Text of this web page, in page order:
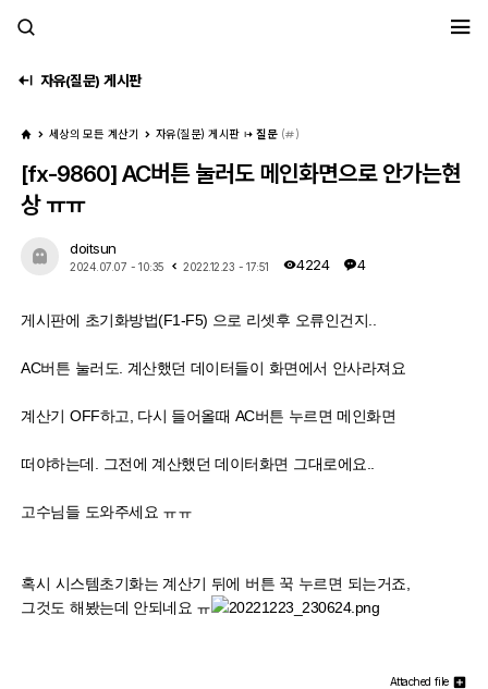
자유(질문) 게시판
세상의 모든 계산기 자유(질문) 게시판 질문 ( )
[fx-9860] AC버튼 눌러도 메인화면으로 안가는현
상 ㅠㅠ
doitsun
2024.07.07 - 10:35 2022.12.23 - 17:51 4224 4
게시판에 초기화방법(F1-F5) 으로 리셋후 오류인건지..
AC버튼 눌러도. 계산했던 데이터들이 화면에서 안사라져요
계산기 OFF하고, 다시 들어올때 AC버튼 누르면 메인화면
떠야하는데. 그전에 계산했던 데이터화면 그대로에요..
고수님들 도와주세요 ㅠㅠ
혹시 시스템초기화는 계산기 뒤에 버튼 꾹 누르면 되는거죠,
그것도 해봤는데 안되네요 ㅠ
Attached file